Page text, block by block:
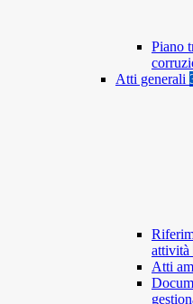
Piano
Atti generali
attività
Atti